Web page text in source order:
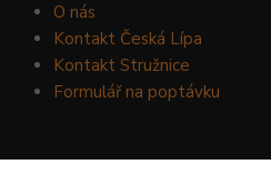
O nás
Kontakt Česká Lípa
Kontakt Stružnice
Formulář na poptávku